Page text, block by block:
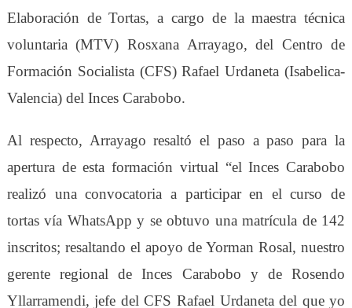
Elaboración de Tortas, a cargo de lamaestra técnica
voluntaria (MTV) Rosxana Arrayago, del Centro de
Formación Socialista (CFS) Rafael Urdaneta (Isabelica-
Valencia) del Inces Carabobo.
Al respecto, Arrayago resaltó el paso a paso para la
apertura de esta formación virtual “el Inces Carabobo
realizó una convocatoria a participar en el curso de
tortas vía WhatsApp y se obtuvo una matrícula de 142
inscritos; resaltando el apoyo de Yorman Rosal, nuestro
gerente regional de Inces Carabobo y deRosendo
Yllarramendi, jefe del CFS Rafael Urdanetadel queyo